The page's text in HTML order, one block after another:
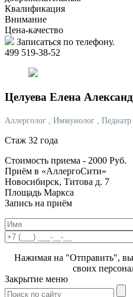
Квалификация
Внимание
Цена-качество
Записаться по телефону.
499 519-38-52
Целуева Елена
Аллерголог , Иммунолог , Педиатр
Стаж 32 года
Стоимость приема - 2000 Руб.
Приём в «АллергоСити»
Новосибирск, Титова д. 7
Площадь Маркса
Запись на приём
Нажимая на "Отправить", вы
своих
Закрытие меню